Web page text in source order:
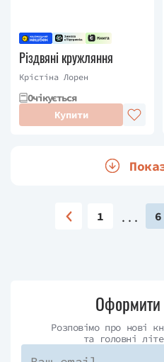
Різдвяні кружляння
Крістіна Лорен
Очікується
Купити
1 6
Оформити
Розповімо про нові
та головні